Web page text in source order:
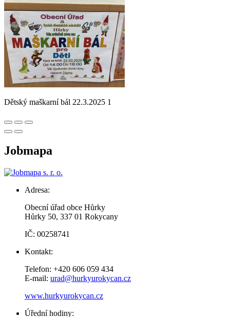
Dětský maškarní bál 22.3.2025 1
Jobmapa
Adresa:
Obecní úřad obce Hůrky
Hůrky 50, 337 01 Rokycany
IČ: 00258741
Kontakt:
Telefon: +420 606 059 434
E-mail: urad@hurkyurokycan.cz
www.hurkyurokycan.cz
Úřední hodiny: